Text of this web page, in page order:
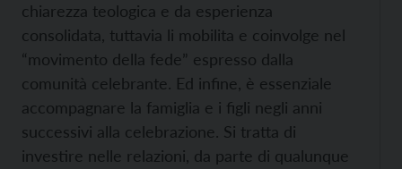
chiarezza teologica e da esperienza
consolidata, tuttavia li mobilita e coinvolge nel
“movimento della fede” espresso dalla
comunità celebrante. Ed infine, è essenziale
accompagnare la famiglia e i figli negli anni
successivi alla celebrazione. Si tratta di
investire nelle relazioni, da parte di qualunque